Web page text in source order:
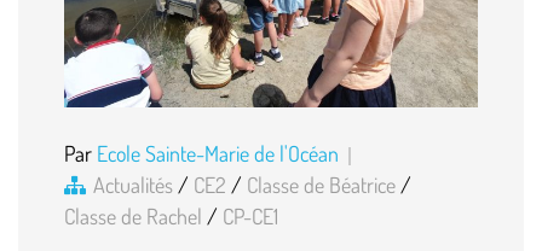
Par Ecole Sainte-Marie de l'Océan
Actualités / CE2 / Classe de Béatrice /
Classe de Rachel / CP-CE1